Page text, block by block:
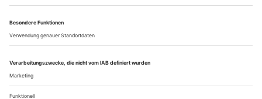
Theater, wie ich es erlebe, oft kritisiert und dem englischen
Theater gegenübergestellt. Ich habe gesagt, das deutsche
Theater ist «tief», philosophisch und politisch im Gegensatz
zum englischen Theater, das wegen des anspornenden
ökonomischen Drucks auf Publikumserfolge aus ist.
Andererseits habe ich oft...